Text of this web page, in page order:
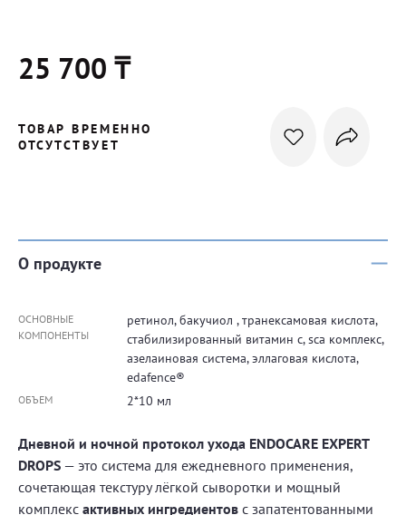
25 700 ₸
ТОВАР ВРЕМЕННО
ОТСУТСТВУЕТ
О продукте
ОСНОВНЫЕ
КОМПОНЕНТЫ
ретинол, бакучиол , транексамовая кислота,
стабилизированный витамин с, sca комплекс,
азелаиновая система, эллаговая кислота,
edafence®
ОБЪЕМ 2*10 мл
Дневной и ночной протокол ухода ENDOCARE EXPERT
DROPS — это система для ежедневного применения,
сочетающая текстуру лёгкой сыворотки и мощный
комплекс активных ингредиентов с запатентованными